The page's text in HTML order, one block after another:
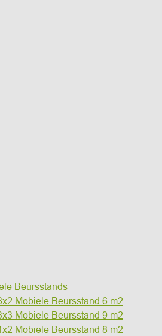
Beursstands
Mobiele Beursstand 6 m2
Mobiele Beursstand 9 m2
Mobiele Beursstand 8 m2